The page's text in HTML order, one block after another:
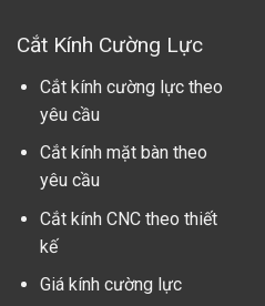
Cắt Kính Cường Lực
Cắt kính cường lực theo
yêu cầu
Cắt kính mặt bàn theo
yêu cầu
Cắt kính CNC theo thiết
kế
Giá kính cường lực